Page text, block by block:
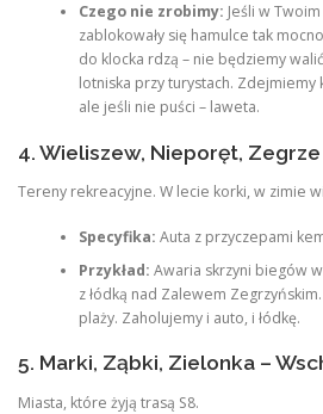
Czego nie zrobimy: Jeśli w
zablokowały się hamulce tak
do klocka rdzą – nie będziemy
lotniska przy turystach. Zdejmiemy
ale jeśli nie puści – laweta.
4. Wieliszew, Nieporęt, Zegrze
Tereny rekreacyjne. W lecie korki, w zimie
Specyfika: Auta z przyczepami
Przykład: Awaria skrzyni biegów
z łódką nad Zalewem
plaży. Zaholujemy i auto, i łódkę.
5. Marki, Ząbki, Zielonka –
Miasta, które żyją trasą S8.